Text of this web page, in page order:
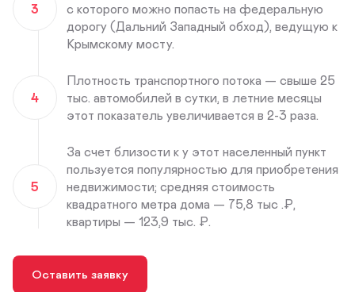
3
с которого можно попасть на федеральную
дорогу (Дальний Западный обход), ведущую к
Крымскому мосту.
4
Плотность транспортного потока — свыше 25
тыс. автомобилей в сутки, в летние месяцы
этот показатель увеличивается в 2-3 раза.
5
За счет близости к у этот населенный пункт
пользуется популярностью для приобретения
недвижимости; средняя стоимость
квадратного метра дома — 75,8 тыс .₽,
квартиры — 123,9 тыс. ₽.
Оставить заявку